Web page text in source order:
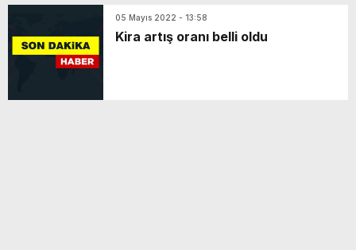
05 Mayıs 2022 - 13:58
Kira artış oranı belli oldu